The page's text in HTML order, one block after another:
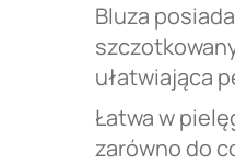
Bluza
ułatwiająca
Łatwa w
zarówno do